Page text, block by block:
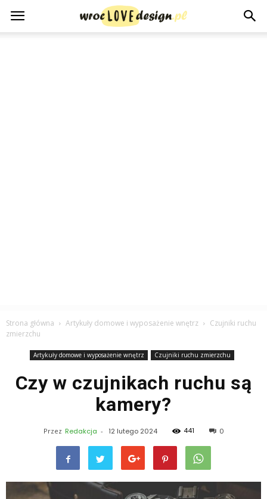
Strona główna Artykuły domowe i wyposażenie wnętrz
Czujniki ruchu
zmierzchu
Artykuły domowe i wyposażenie wnętrz Czujniki ruchu zmierzchu
Czy w czujnikach ruchu są
kamery?
Przez Redakcja - 12 lutego 2024 441 0